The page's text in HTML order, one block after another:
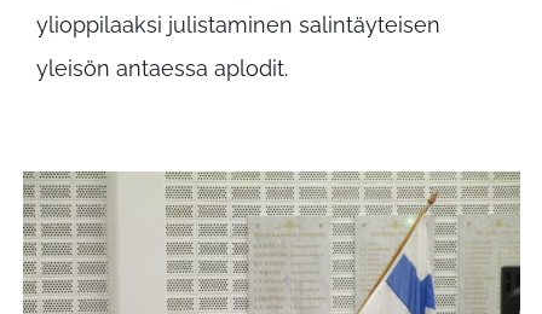
ylioppilaaksi julistaminen salintäyteisen
yleisön antaessa aplodit.